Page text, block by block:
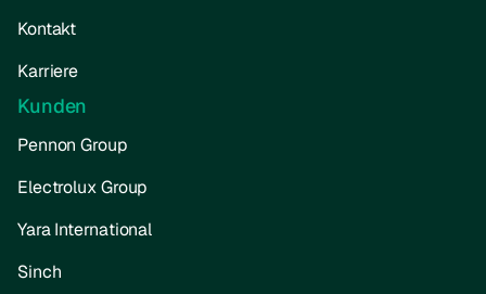
Kontakt
Karriere
Kunden
Pennon Group
Electrolux Group
Yara International
Sinch